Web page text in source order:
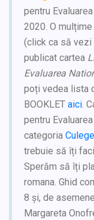
pentru
2020. O
(click ca să vezi
publicat cartea
Evaluarea
poți vedea lista
BOOKLET aici .
pentru
categoria
trebuie să îți
Sperăm să îți
romana. Ghid
8 și, de
Margareta